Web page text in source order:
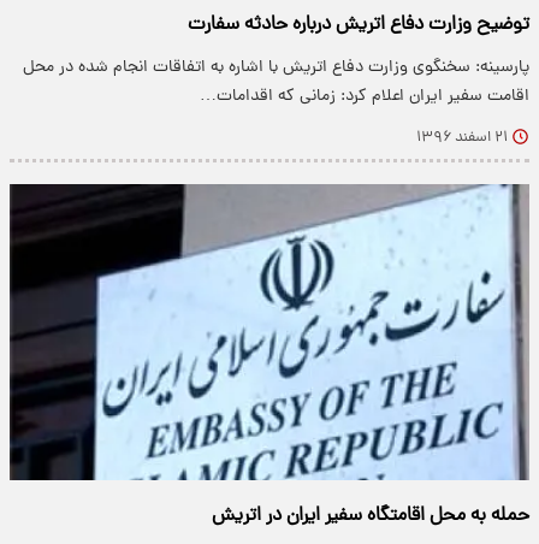
توضیح وزارت دفاع اتریش درباره حادثه سفارت
پارسینه: سخنگوی وزارت دفاع اتریش با اشاره به اتفاقات انجام شده در محل
اقامت سفیر ایران اعلام کرد: زمانی که اقدامات…
۲۱ اسفند ۱۳۹۶
حمله به محل اقامتگاه سفیر ایران در اتریش